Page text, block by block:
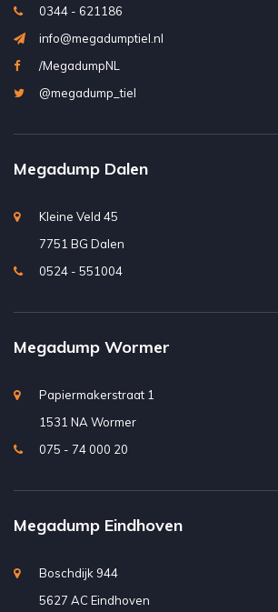
0344 - 621186
info@megadumptiel.nl
/MegadumpNL
@megadump_tiel
Megadump Dalen
Kleine Veld 45
7751 BG Dalen
0524 - 551004
Megadump Wormer
Papiermakerstraat 1
1531 NA Wormer
075 - 74 000 20
Megadump Eindhoven
Boschdijk 944
5627 AC Eindhoven